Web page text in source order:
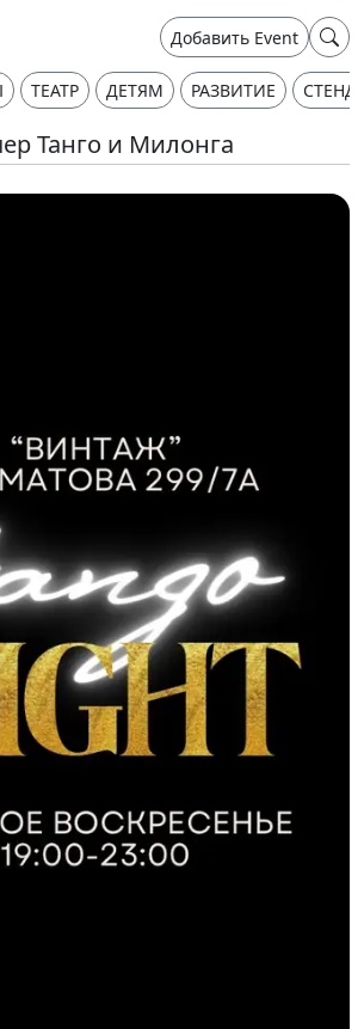
Добавить Event
ТЕАТР ДЕТЯМ РАЗВИТИЕ
Танго и Милонга